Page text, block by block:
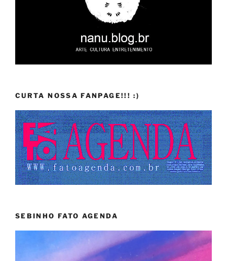
CURTA NOSSA FANPAGE!!! :)
SEBINHO FATO AGENDA